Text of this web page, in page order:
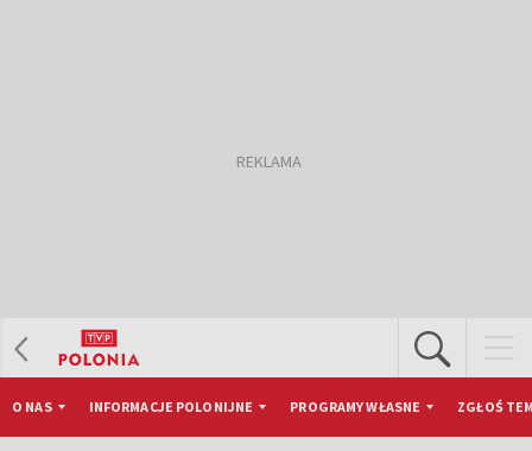
O NAS INFORMACJE POLONIJNE PROGRAMY WŁASNE ZGŁOŚ